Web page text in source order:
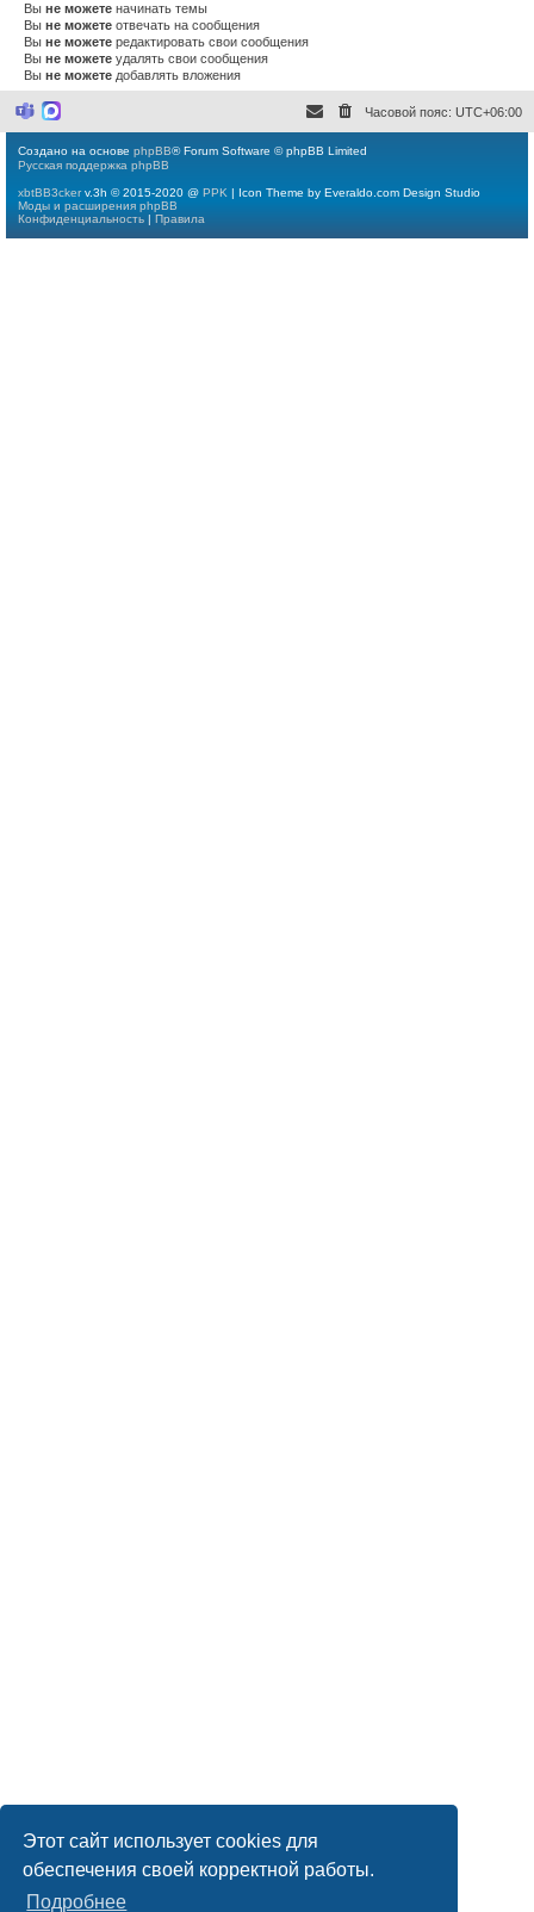
Этот сайт использует cookies для
обеспечения своей корректной работы.
Подробнее
Вы не можете начинать темы
Вы не можете отвечать на сообщения
Вы не можете редактировать свои сообщения
Вы не можете удалять свои сообщения
Вы не можете добавлять вложения
M
r
o
o
f
t
M
Часовой пояс: UTC+06:00
Создано на основе phpBB® Forum Software © phpBB Limited
Русская поддержка phpBB
xbtBB3ckerv.3h © 2015-2020 @ PPK | Icon Theme by Everaldo.com Design Studio
Моды и расширения phpBB
Конфиденциальность | Правила